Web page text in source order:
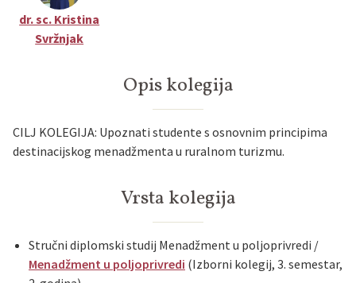
dr. sc. Kristina
Svržnjak
Opis kolegija
CILJ KOLEGIJA: Upoznati studente s osnovnim principima
destinacijskog menadžmenta u ruralnom turizmu.
Vrsta kolegija
Stručni diplomski studij Menadžment u poljoprivredi /
Menadžment u poljoprivredi (Izborni kolegij, 3. semestar,